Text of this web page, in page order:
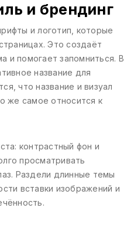
и брендинг
и логотип, которые
Это создаёт
и помогает запомниться. В
название для
что название и визуал
же самое относится к
контрастный фон и
просматривать
Раздели длинные темы
вставки изображений и